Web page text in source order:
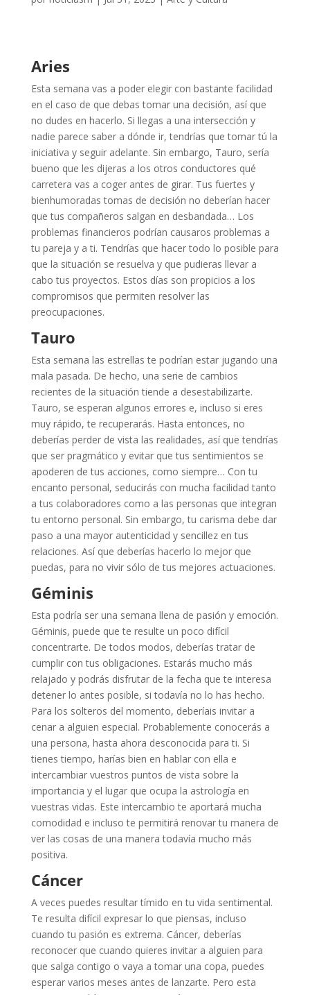
Aries
Esta semana vas a poder elegir con bastante facilidad
en el caso de que debas tomar una decisión, así que
no dudes en hacerlo. Si llegas a una intersección y
nadie parece saber a dónde ir, tendrías que tomar tú la
iniciativa y seguir adelante. Sin embargo, Tauro, sería
bueno que les dijeras a los otros conductores qué
carretera vas a coger antes de girar. Tus fuertes y
bienhumoradas tomas de decisión no deberían hacer
que tus compañeros salgan en desbandada… Los
problemas financieros podrían causaros problemas a
tu pareja y a ti. Tendrías que hacer todo lo posible para
que la situación se resuelva y que pudieras llevar a
cabo tus proyectos. Estos días son propicios a los
compromisos que permiten resolver las
preocupaciones.
Tauro
Esta semana las estrellas te podrían estar jugando una
mala pasada. De hecho, una serie de cambios
recientes de la situación tiende a desestabilizarte.
Tauro, se esperan algunos errores e, incluso si eres
muy rápido, te recuperarás. Hasta entonces, no
deberías perder de vista las realidades, así que tendrías
que ser pragmático y evitar que tus sentimientos se
apoderen de tus acciones, como siempre… Con tu
encanto personal, seducirás con mucha facilidad tanto
a tus colaboradores como a las personas que integran
tu entorno personal. Sin embargo, tu carisma debe dar
paso a una mayor autenticidad y sencillez en tus
relaciones. Así que deberías hacerlo lo mejor que
puedas, para no vivir sólo de tus mejores actuaciones.
Géminis
Esta podría ser una semana llena de pasión y emoción.
Géminis, puede que te resulte un poco difícil
concentrarte. De todos modos, deberías tratar de
cumplir con tus obligaciones. Estarás mucho más
relajado y podrás disfrutar de la fecha que te interesa
detener lo antes posible, si todavía no lo has hecho.
Para los solteros del momento, deberíais invitar a
cenar a alguien especial. Probablemente conocerás a
una persona, hasta ahora desconocida para ti. Si
tienes tiempo, harías bien en hablar con ella e
intercambiar vuestros puntos de vista sobre la
importancia y el lugar que ocupa la astrología en
vuestras vidas. Este intercambio te aportará mucha
comodidad e incluso te permitirá renovar tu manera de
ver las cosas de una manera todavía mucho más
positiva.
Cáncer
A veces puedes resultar tímido en tu vida sentimental.
Te resulta difícil expresar lo que piensas, incluso
cuando tu pasión es extrema. Cáncer, deberías
reconocer que cuando quieres invitar a alguien para
que salga contigo o vaya a tomar una copa, puedes
esperar varios meses antes de lanzarte. Pero esta